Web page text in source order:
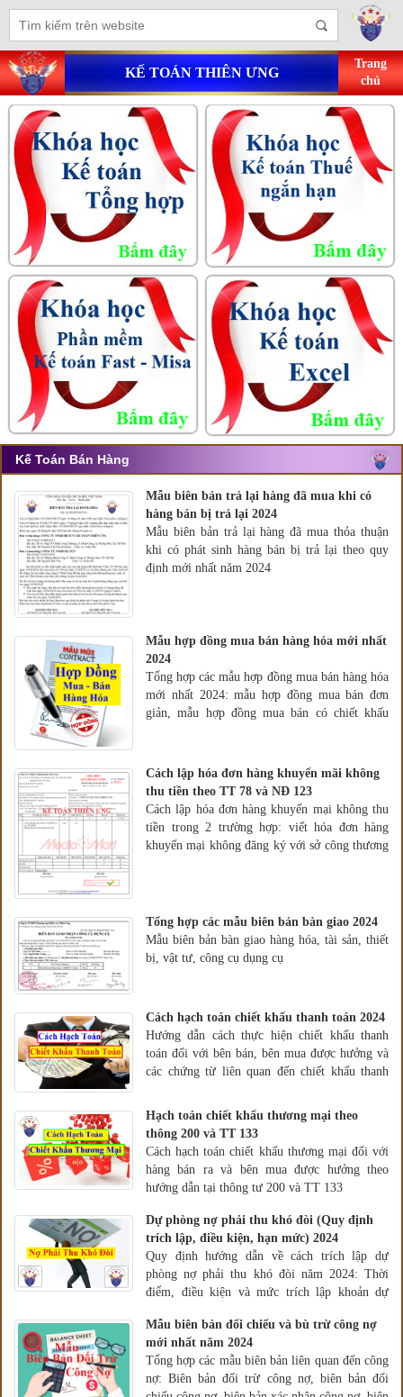
KẾ TOÁN THIÊN ƯNG
Trang
chủ
Kế Toán Bán Hàng
Mẫu biên bản trả lại hàng đã mua khi có
hàng bán bị trả lại 2024
Mẫu biên bản trả lại hàng đã mua thỏa thuận
khi có phát sinh hàng bán bị trả lại theo quy
định mới nhất năm 2024
Mẫu hợp đồng mua bán hàng hóa mới nhất
2024
Tổng hợp các mẫu hợp đồng mua bán hàng hóa
mới nhất 2024: mẫu hợp đồng mua bán đơn
giản, mẫu hợp đồng mua bán có chiết khấu
hàng tặng, hàng khuyến mại
Cách lập hóa đơn hàng khuyến mãi không
thu tiền theo TT 78 và NĐ 123
Cách lập hóa đơn hàng khuyến mại không thu
tiền trong 2 trường hợp: viết hóa đơn hàng
khuyến mại không đăng ký với sở công thương
Tổng hợp các mẫu biên bản bàn giao 2024
Mẫu biên bản bàn giao hàng hóa, tài sản, thiết
bị, vật tư, công cụ dụng cụ
Cách hạch toán chiết khấu thanh toán 2024
Hướng dẫn cách thực hiện chiết khấu thanh
toán đối với bên bán, bên mua được hưởng và
các chứng từ liên quan đến chiết khấu thanh
Hạch toán chiết khấu thương mại theo
thông 200 và TT 133
Cách hạch toán chiết khấu thương mại đối với
hàng bán ra và bên mua được hưởng theo
hướng dẫn tại thông tư 200 và TT 133
Dự phòng nợ phải thu khó đòi (Quy định
trích lập, điều kiện, hạn mức) 2024
Quy định hướng dẫn về cách trích lập dự
phòng nợ phải thu khó đòi năm 2024: Thời
điểm, điều kiện và mức trích lập khoản dự
Mẫu biên bản đối chiếu và bù trừ công nợ
mới nhất năm 2024
Tổng hợp các mẫu biên bản liên quan đến công
nợ: Biên bản đối trừ công nợ, biên bản đối